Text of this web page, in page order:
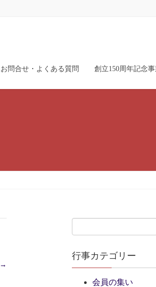
お問合せ・よくある質問 創立150周年記念
→
行事カテゴリー
会員の集い